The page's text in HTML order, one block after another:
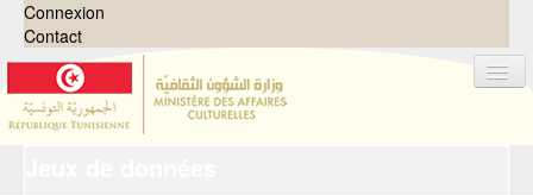
Connexion
Contact